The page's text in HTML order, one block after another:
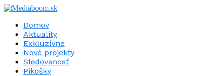
Domov
Aktuality
Exkluzívne
Nové projekty
Sledovanosť
Pikošky